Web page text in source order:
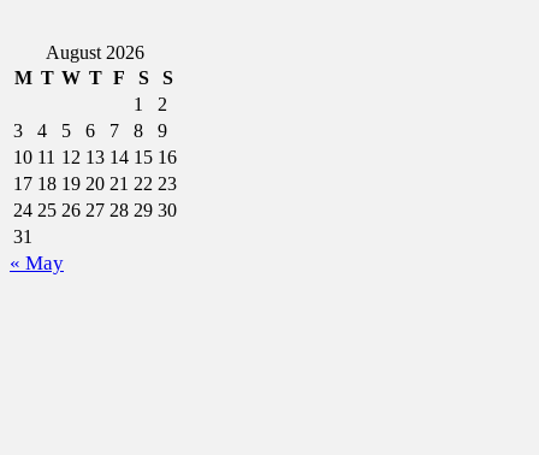
August 2026
M T W T F S
S
1
2
3
4 5 6 7 8
9
10 11 12 13 14 15 16
17 18 19 20 21 22 23
24 25 26 27 28 29 30
31
« May